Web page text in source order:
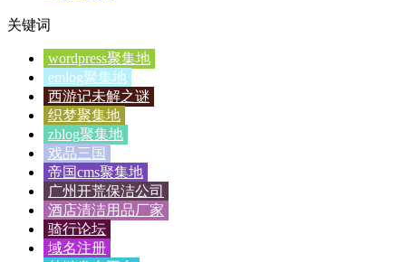
关键词
wordpress聚集地
emlog聚集地
西游记未解之谜
织梦聚集地
zblog聚集地
戏品三国
帝国cms聚集地
广州开荒保洁公司
酒店清洁用品厂家
骑行论坛
域名注册